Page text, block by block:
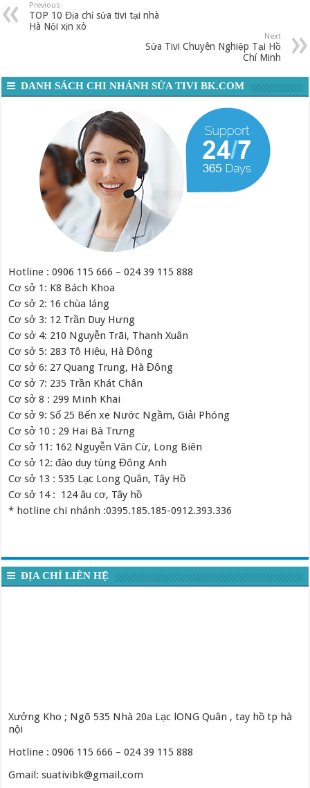
Previous
TOP 10 Địa chỉ sửa tivi tại nhà
Hà Nội xịn xò
Next
Sửa Tivi Chuyên Nghiệp Tại Hồ
Chí Minh
DANH SÁCH CHI NHÁNH SỬA TIVI BK.COM
Hotline : 0906 115 666 – 024 39 115 888
Cơ sở 1: K8 Bách Khoa
Cơ sở 2: 16 chùa láng
Cơ sở 3: 12 Trần Duy Hưng
Cơ sở 4: 210 Nguyễn Trãi, Thanh Xuân
Cơ sở 5: 283 Tô Hiệu, Hà Đông
Cơ sở 6: 27 Quang Trung, Hà Đông
Cơ sở 7: 235 Trần Khát Chân
Cơ sở 8 : 299 Minh Khai
Cơ sở 9: Số 25 Bến xe Nước Ngầm, Giải Phóng
Cơ sở 10 : 29 Hai Bà Trưng
Cơ sở 11: 162 Nguyễn Văn Cừ, Long Biên
Cơ sở 12: đào duy tùng Đông Anh
Cơ sở 13 : 535 Lạc Long Quân, Tây Hồ
Cơ sở 14 : 124 âu cơ, Tây hồ
* hotline chi nhánh :0395.185.185-0912.393.336
ĐỊA CHỈ LIÊN HỆ
Xưởng Kho ; Ngõ 535 Nhà 20a Lạc lONG Quân , tay hồ tp hà
nội
Hotline : 0906 115 666 – 024 39 115 888
Gmail: suativibk@gmail.com